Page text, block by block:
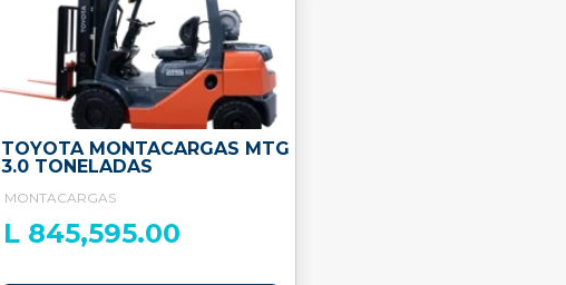
TOYOTA MONTACARGAS MTG
3.0 TONELADAS
MONTACARGAS
L 845,595.00